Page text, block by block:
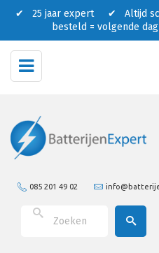
✔ 25 jaar expert ✔ Altijd
besteld = volgende
085 201 49 02